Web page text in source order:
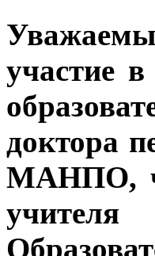
участие
доктора
МАНПО,